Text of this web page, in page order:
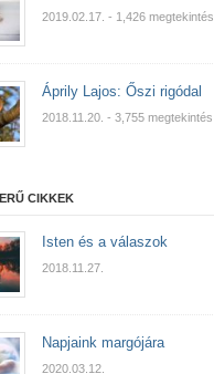
2019.02.17. - 1,426 megtekintés
Áprily Lajos: Őszi rigódal
2018.11.20. - 3,755 megtekintés
CIKKEK
Isten és a válaszok
2018.11.27.
Napjaink margójára
2020.03.12.